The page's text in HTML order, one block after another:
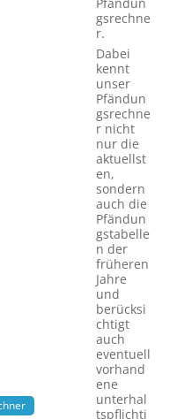
gsrechne
r.
Dabei
kennt
unser
Pfändun
gsrechne
r nicht
nur die
aktuellst
en,
sondern
auch die
Pfändun
gstabelle
n der
früheren
Jahre
und
berücksi
chtigt
auch
eventuell
vorhand
ene
unterhal
tspflichti